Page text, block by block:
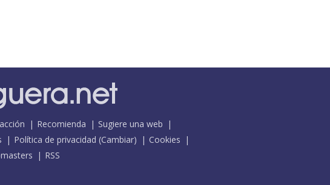
Recomienda
Sugiere una web
Política de privacidad (Cambiar)
Cookies
RSS